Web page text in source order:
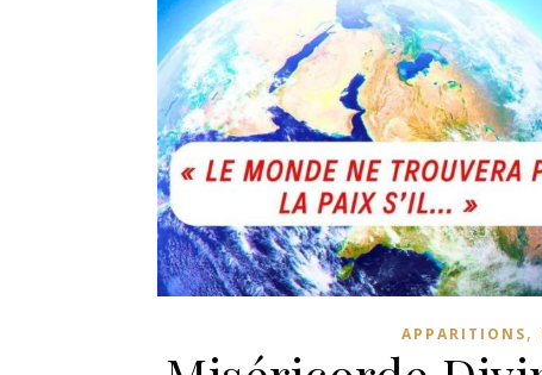
APPARITIONS,